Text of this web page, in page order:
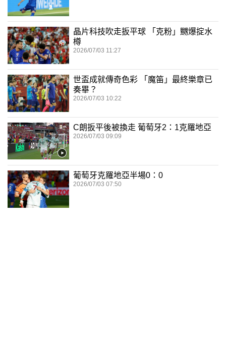
晶片科技吹走扳平球 「克粉」嬲爆掟水
樽
2026/07/03 11:27
世盃成就傳奇色彩 「魔笛」最終樂章已
奏畢？
2026/07/03 10:22
C朗扳平後被換走 葡萄牙2：1克羅地亞
2026/07/03 09:09
葡萄牙克羅地亞半場0：0
2026/07/03 07:50